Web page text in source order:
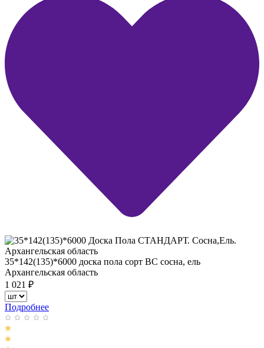
35*142(135)*6000 доска пола сорт ВС сосна, ель
Архангельская область
1 021 ₽
Подробнее